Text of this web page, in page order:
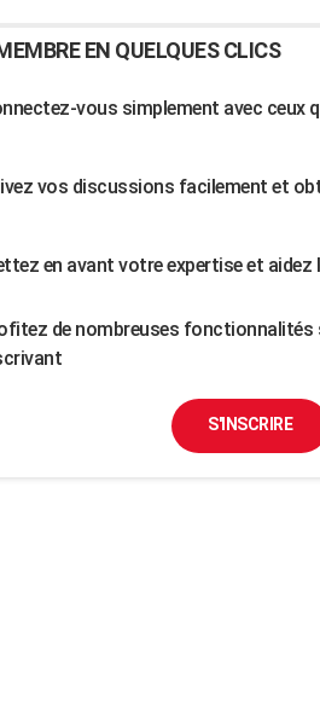
EN QUELQUES CLICS
vous simplement avec ceux
vos discussions facilement et
en avant votre expertise et aidez
de nombreuses fonctionnalités
S'INSCRIRE